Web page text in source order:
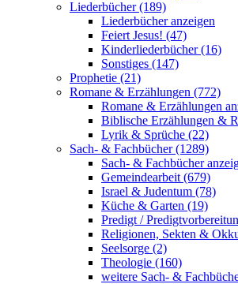
Liederbücher (189)
Liederbücher anzeigen
Feiert Jesus! (47)
Kinderliederbücher (16)
Sonstiges (147)
Prophetie (21)
Romane & Erzählungen (772)
Romane & Erzählungen
Biblische Erzählungen &
Lyrik & Sprüche (22)
Sach- & Fachbücher (1289)
Sach- & Fachbücher
Gemeindearbeit (679)
Israel & Judentum (78)
Küche & Garten (19)
Predigt /
Religionen, Sekten &
Seelsorge (2)
Theologie (160)
weitere Sach- &